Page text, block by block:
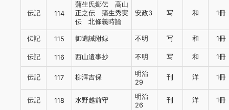
伝記 114
蒲生氏郷伝 高山
正之伝 蒲生秀実
伝 北條義時論
安政3 写 和 1冊
伝記 115 御遺誡附録 不明 写 和 1冊
伝記 116 西山遺事抄 不明 写 和 1冊
伝記 117 柳澤吉保
明治
29
刊 洋 1冊
伝記 118 水野越前守
明治
26
刊 洋 1冊